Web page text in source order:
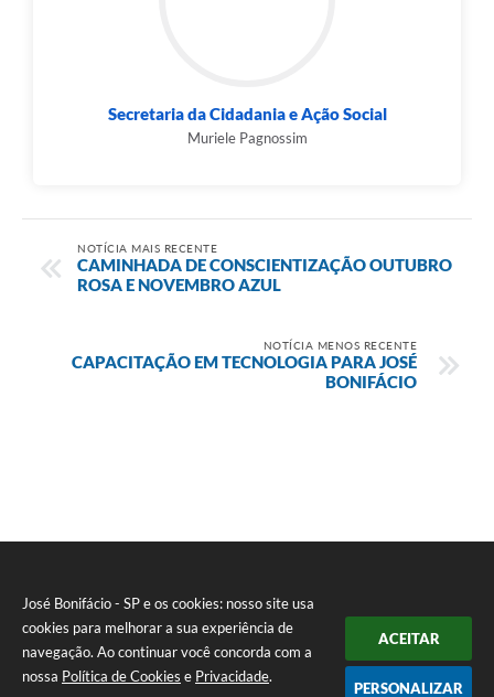
José Bonifácio - SP e os cookies: nosso site usa
cookies para melhorar a sua experiência de
navegação. Ao continuar você concorda com a
nossa Política de Cookies e Privacidade.
ACEITAR
PERSONALIZAR
Secretaria da Cidadania e Ação Social
Muriele Pagnossim
NOTÍCIA MAIS RECENTE
CAMINHADA DE CONSCIENTIZAÇÃO OUTUBRO
ROSA E NOVEMBRO AZUL
NOTÍCIA MENOS RECENTE
CAPACITAÇÃO EM TECNOLOGIA PARA JOSÉ
BONIFÁCIO